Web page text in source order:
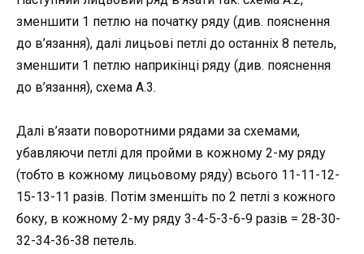
зменшити 1 петлю на початку ряду (див. пояснення
до в’язання), далі лицьові петлі до останніх 8 петель,
зменшити 1 петлю наприкінці ряду (див. пояснення
до в’язання), схема A.3.
Далі в’язати поворотними рядами за схемами,
убавляючи петлі для пройми в кожному 2-му ряду
(тобто в кожному лицьовому ряду) всього 11-11-12-
15-13-11 разів. Потім зменшіть по 2 петлі з кожного
боку, в кожному 2-му ряду 3-4-5-3-6-9 разів = 28-30-
32-34-36-38 петель.